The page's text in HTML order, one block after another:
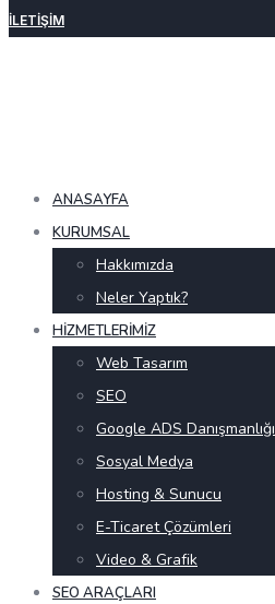
İLETIŞIM
ANASAYFA
KURUMSAL
Hakkımızda
Neler Yaptık?
HIZMETLERIMIZ
Web Tasarım
SEO
Google ADS Danışmanlığı
Sosyal Medya
Hosting & Sunucu
E-Ticaret Çözümleri
Video & Grafik
SEO ARAÇLARI